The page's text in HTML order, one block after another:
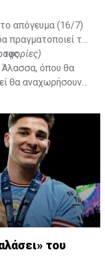
απόγευμα (16/7)
πραγματοποιεί το
της.
Άλασσα, όπου θα
θα αναχωρήσουν
προπόνηση
του